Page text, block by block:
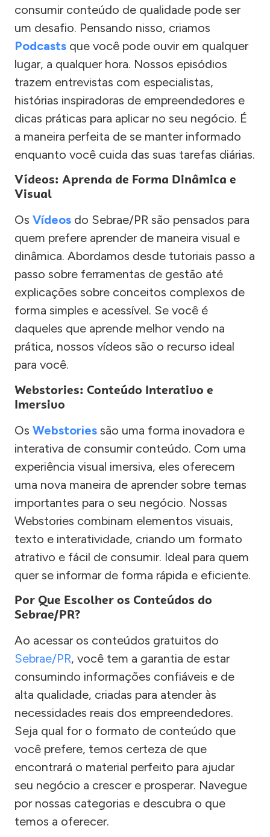
consumir conteúdo de qualidade pode ser
um desafio. Pensando nisso, criamos
Podcasts que você pode ouvir em qualquer
lugar, a qualquer hora. Nossos episódios
trazem entrevistas com especialistas,
histórias inspiradoras de empreendedores e
dicas práticas para aplicar no seu negócio. É
a maneira perfeita de se manter informado
enquanto você cuida das suas tarefas diárias.
Vídeos: Aprenda de Forma Dinâmica e
Visual
Os Vídeos do Sebrae/PR são pensados para
quem prefere aprender de maneira visual e
dinâmica. Abordamos desde tutoriais passo a
passo sobre ferramentas de gestão até
explicações sobre conceitos complexos de
forma simples e acessível. Se você é
daqueles que aprende melhor vendo na
prática, nossos vídeos são o recurso ideal
para você.
Webstories: Conteúdo Interativo e
Imersivo
Os Webstories são uma forma inovadora e
interativa de consumir conteúdo. Com uma
experiência visual imersiva, eles oferecem
uma nova maneira de aprender sobre temas
importantes para o seu negócio. Nossas
Webstories combinam elementos visuais,
texto e interatividade, criando um formato
atrativo e fácil de consumir. Ideal para quem
quer se informar de forma rápida e eficiente.
Por Que Escolher os Conteúdos do
Sebrae/PR?
Ao acessar os conteúdos gratuitos do
Sebrae/PR, você tem a garantia de estar
consumindo informações confiáveis e de
alta qualidade, criadas para atender às
necessidades reais dos empreendedores.
Seja qual for o formato de conteúdo que
você prefere, temos certeza de que
encontrará o material perfeito para ajudar
seu negócio a crescer e prosperar. Navegue
por nossas categorias e descubra o que
temos a oferecer.